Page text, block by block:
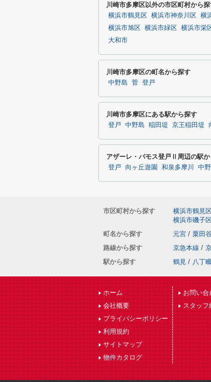
川崎市多摩区以外の市区町村から
横浜市鶴見区 横浜市神奈川区 横
横浜市旭区
横浜市緑区 横浜市栄
大和市
川崎市多摩区の町名から探す
中野島 菅 登戸
川崎市多摩区にある駅から探す
登戸 中野島 稲田堤 京王稲田堤
アザーレ・バモス登戸Ⅱ周辺の駅
登戸 向ヶ丘遊園 和泉多摩川 中
市区町村から探す 横浜市鶴見
横浜市磯子
町名から探す
元宮 / 栗田
路線から探す
京急本線 /
駅から探す
鶴見 / 八丁
ホーム
会社概要
プライバシーポリシー
利用規約
サイトマップ
物件カタログ
お問い合
スタッフ